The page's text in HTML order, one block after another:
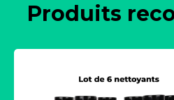
Produits